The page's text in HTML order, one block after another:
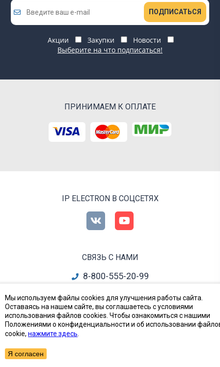
ПОДПИСАТЬСЯ
Акции Закупки
Новости
Выберите на что подписаться!
ПРИНИМАЕМ К ОПЛАТЕ
IP ELECTRON В СОЦСЕТЯХ
СВЯЗЬ С НАМИ
8-800-555-20-99
info@ipelectron.ru
все контакты
Приборы, Радиодетали и Электронные компоненты
Мы используем файлы cookies для улучшения работы сайта.
Оставаясь на нашем сайте, вы соглашаетесь с условиями
использования файлов cookies. Чтобы ознакомиться с нашими
Положениями о конфиденциальности и об использовании
cookie, нажмите здесь
Я согласен